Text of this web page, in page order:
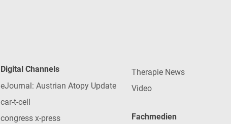
Digital Channels
eJournal: Austrian Atopy Update
car-t-cell
congress x-press
Therapie News
Video
Fachmedien